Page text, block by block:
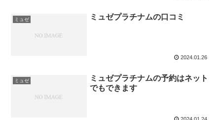
ミュゼ ミュゼプラチナムの口コミ
2024.01.26
ミュゼ
ミュゼプラチナムの予約はネット
でもできます
2024.01.24